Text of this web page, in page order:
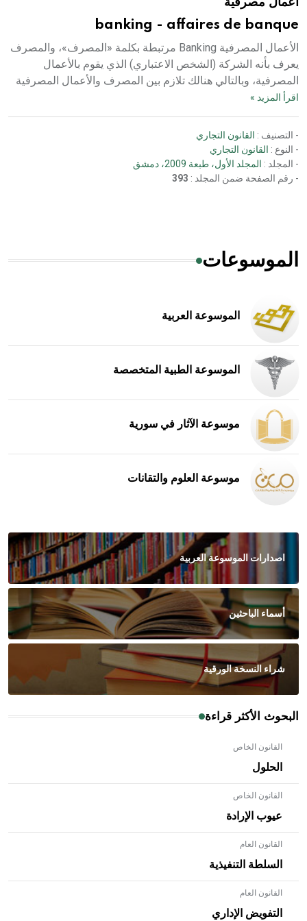
أعمال مصرفية
banking - affaires de banque
الأعمال المصرفية Banking مرتبطة بكلمة «المصرف»، والمصرف
يعرف بأنه الشركة (الشخص الاعتباري) الذي يقوم بالأعمال
المصرفية، وبالتالي هنالك تلازم بين المصرف والأعمال المصرفية
اقرأ المزيد »
- التصنيف : القانون التجاري
- النوع : القانون التجاري
- المجلد : المجلد الأول، طبعة 2009، دمشق
- رقم الصفحة ضمن المجلد : 393
الموسوعات
الموسوعة العربية
الموسوعة الطبية المتخصصة
موسوعة الآثار في سورية
موسوعة العلوم والتقانات
اصدارات الموسوعة العربية
أسماء الباحثين
شراء النسخة الورقية
البحوث الأكثر قراءة
القانون الخاص
الحلول
القانون الخاص
عيوب الإرادة
القانون العام
السلطة التنفيذية
القانون العام
التفويض الإداري
- هل تعلم أن الأبلق نوع من الفنون الهندسية التي ارتبطت
بالعمارة الإسلامية في بلاد الشام ومصر خاصة، حيث يحرص